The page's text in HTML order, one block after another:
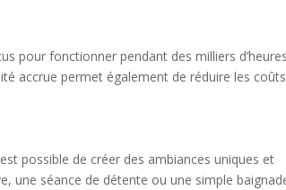
pour fonctionner pendant des milliers
accrue permet également de réduire les
possible de créer des ambiances uniques et
une séance de détente ou une simple